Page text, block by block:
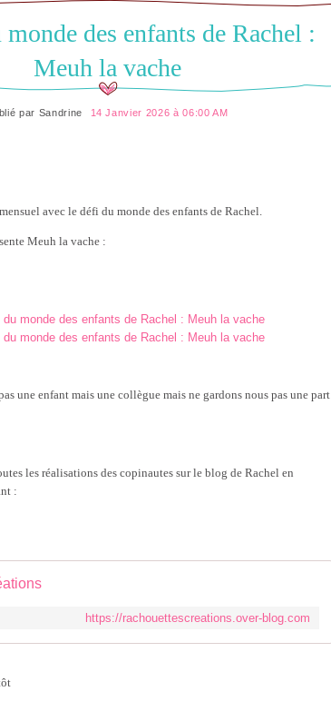
des enfants de Rachel :
Meuh la vache
par Sandrine 14 Janvier 2026 à 06:00 AM
avec le défi du monde des enfants de Rachel.
Meuh la vache :
une enfant mais une collègue mais ne gardons nous pas une part
les réalisations des copinautes sur le blog de Rachel en
:
https://rachouettescreations.over-blog.com